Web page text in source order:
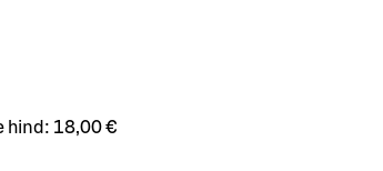
hind: 18,00 €